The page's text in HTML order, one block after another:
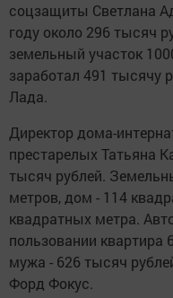
соцзащиты Светлана
году около 296 тысяч
земельный участок
заработал 491 тысячу
Лада.
Директор дома-
престарелых Татьяна
тысяч рублей.
метров, дом - 114
квадратных метра.
пользовании
мужа - 626 тысяч
Форд Фокус.